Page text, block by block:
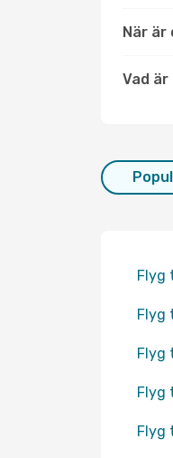
När är
Vad
Flyg
Flyg
Flyg
Flyg
Flyg